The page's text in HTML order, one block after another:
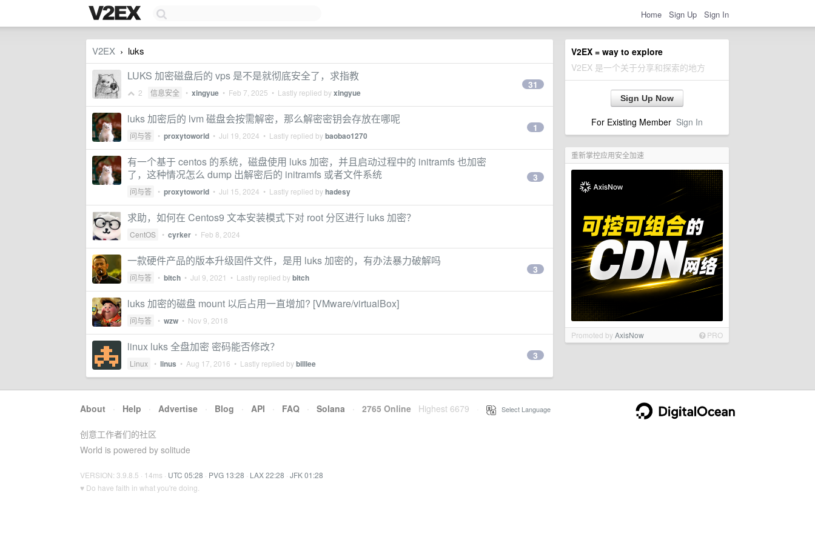
Home Sign Up Sign In
V2EX = way to explore
V2EX 是一个关于分享和探索的地方
Sign Up Now
For Existing Member Sign In
重新掌控应用安全加速
Promoted byAxisNow PRO
V2EX › luks
LUKS 加密磁盘后的 vps 是不是就彻底安全了，求指教
2 信息安全 • xingyue • Feb 7, 2025 • Lastly replied byxingyue
31
luks 加密后的 lvm 磁盘会按需解密，那么解密密钥会存放在哪呢
问与答 • proxytoworld • Jul 19, 2024 • Lastly replied bybaobao1270
1
有一个基于 centos 的系统，磁盘使用 luks 加密，并且启动过程中的 initramfs 也加密
了，这种情况怎么 dump 出解密后的 initramfs 或者文件系统
问与答 • proxytoworld • Jul 15, 2024 • Lastly replied byhadesy
3
求助，如何在 Centos9 文本安装模式下对 root 分区进行 luks 加密？
CentOS • cyrker • Feb 8, 2024
一款硬件产品的版本升级固件文件，是用 luks 加密的，有办法暴力破解吗
问与答 • bitch • Jul 9, 2021 • Lastly replied bybitch
3
luks 加密的磁盘 mount 以后占用一直增加? [VMware/virtualBox]
问与答 • wzw • Nov 9, 2018
linux luks 全盘加密 密码能否修改？
Linux • linus • Aug 17, 2016 • Lastly replied bybilllee
3
About · Help · Advertise · Blog · API · FAQ · Solana · 2765 Online Highest 6679 Select Language
创意工作者们的社区
World is powered by solitude
VERSION: 3.9.8.5 · 14ms · UTC 05:28 · PVG 13:28 · LAX 22:28 · JFK 01:28
♥ Do have faith in what you're doing.